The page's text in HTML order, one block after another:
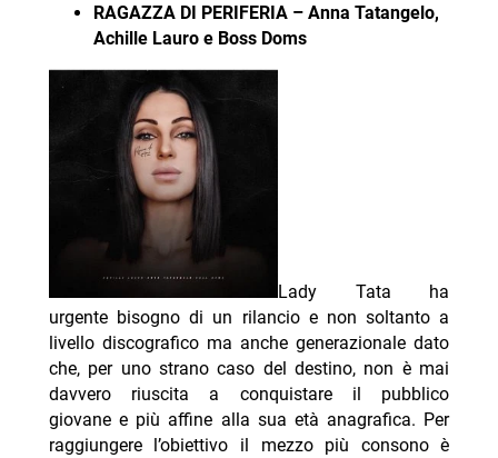
RAGAZZA DI PERIFERIA – Anna Tatangelo,
Achille Lauro e Boss Doms
Lady Tata ha
urgente bisogno di un rilancio e non soltanto a
livello discografico ma anche generazionale dato
che, per uno strano caso del destino, non è mai
davvero riuscita a conquistare il pubblico
giovane e più affine alla sua età anagrafica. Per
raggiungere l’obiettivo il mezzo più consono è